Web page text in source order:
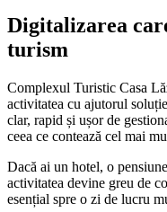
Digitalizarea
turism
Complexul Turistic Casa
activitatea cu ajutorul
clar, rapid și ușor de
ceea ce contează cel mai
Dacă ai un hotel, o
activitatea devine greu de
esențial spre o zi de lucru